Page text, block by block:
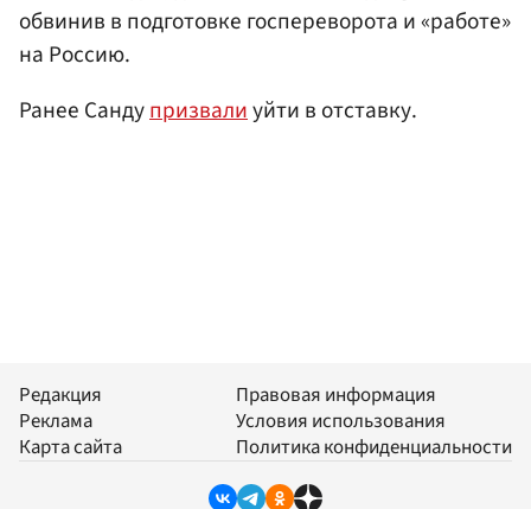
обвинив в подготовке госпереворота и «работе»
на Россию.
Ранее Сандупризвалиуйти в отставку.
Редакция
Реклама
Карта сайта
Правовая информация
Условия использования
Политика конфиденциальности